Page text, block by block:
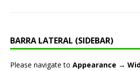
BARRA LATERAL (SIDEBAR)
Please navigate to Appearance →